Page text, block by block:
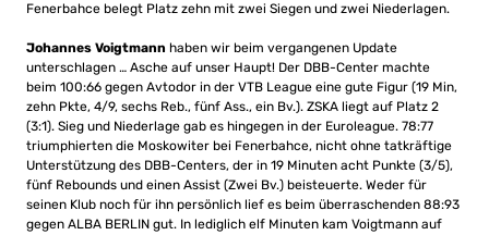
Fenerbahce belegt Platz zehn mit zwei Siegen und zwei Niederlagen.
Johannes Voigtmann haben wir beim vergangenen Update
unterschlagen … Asche auf unser Haupt! Der DBB-Center machte
beim 100:66 gegen Avtodor in der VTB League eine gute Figur (19 Min,
zehn Pkte, 4/9, sechs Reb., fünf Ass., ein Bv.). ZSKA liegt auf Platz 2
(3:1). Sieg und Niederlage gab es hingegen in der Euroleague. 78:77
triumphierten die Moskowiter bei Fenerbahce, nicht ohne tatkräftige
Unterstützung des DBB-Centers, der in 19 Minuten acht Punkte (3/5),
fünf Rebounds und einen Assist (Zwei Bv.) beisteuerte. Weder für
seinen Klub noch für ihn persönlich lief es beim überraschenden 88:93
gegen ALBA BERLIN gut. In lediglich elf Minuten kam Voigtmann auf